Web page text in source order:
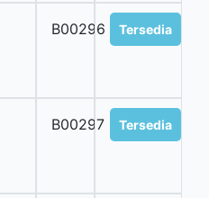
B00296 Tersedia
B00297 Tersedia